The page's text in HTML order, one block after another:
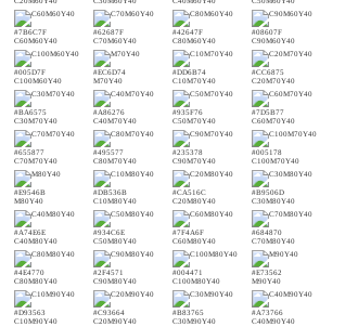
#7B6C7F
C60M60Y40
#62687F
C70M60Y40
#42647F
C80M60Y40
#08607F
C90M60Y40
#005D7F
C100M60Y40
#EC6D74
M70Y40
#DD6B74
C10M70Y40
#CC6875
C20M70Y40
#BA6575
C30M70Y40
#A86276
C40M70Y40
#935F76
C50M70Y40
#7D5B77
C60M70Y40
#655877
C70M70Y40
#495577
C80M70Y40
#235378
C90M70Y40
#005178
C100M70Y40
#E9546B
M80Y40
#DB536B
C10M80Y40
#CA516C
C20M80Y40
#B9506D
C30M80Y40
#A74E6E
C40M80Y40
#934C6E
C50M80Y40
#7F4A6F
C60M80Y40
#684870
C70M80Y40
#4E4770
C80M80Y40
#2F4571
C90M80Y40
#004471
C100M80Y40
#E73562
M90Y40
#D93563
C10M90Y40
#C93664
C20M90Y40
#B83765
C30M90Y40
#A73766
C40M90Y40